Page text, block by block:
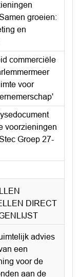
groeien:
en
commerciële
voor
voorzieningen
Groep 27-
DIRECT
advies
een
voor de
aan de